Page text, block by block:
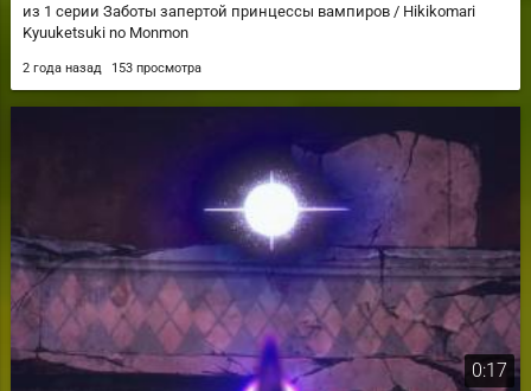
из 1 серии Заботы запертой принцессы вампиров / Hikikomari
Kyuuketsuki no Monmon
2 года назад 153 просмотра
0:17